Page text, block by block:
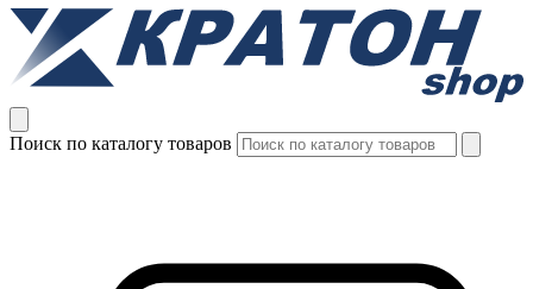
Поиск по каталогу товаров